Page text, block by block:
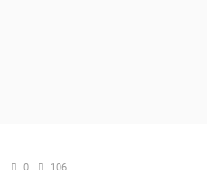
0 106